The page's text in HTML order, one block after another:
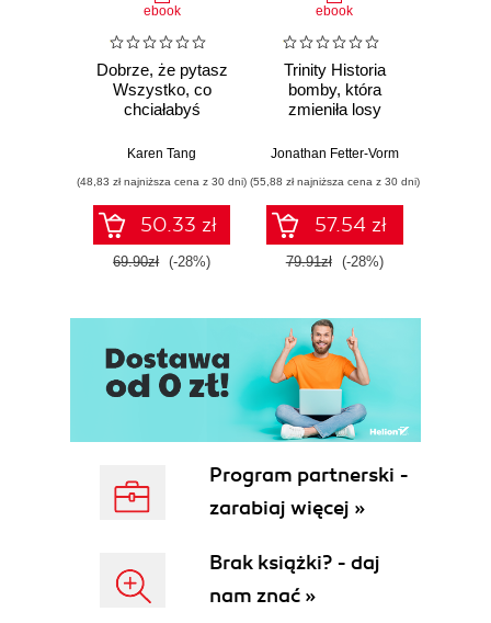
ebook
Dobrze, że pytasz
Wszystko, co
chciałabyś
zdrowiu
(ale nigdy Ci nie
powiedziano)
Karen Tang
(48,83 zł najniższa cena z 30 dni)
50.33 zł
69.90zł (-28%)
ebook
Trinity Historia
bomby, która
zmieniła losy
Jonathan Fetter-Vorm
(55,88 zł najniższa cena z 30 dni)
57.54 zł
79.91zł (-28%)
Program partnerski -
zarabiaj więcej »
Brak książki? - daj
nam znać »